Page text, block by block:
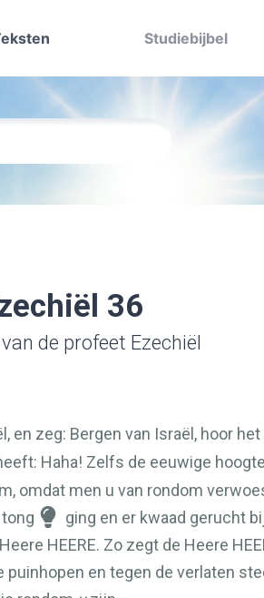
Studiebijbel
36
de profeet Ezechiël
en zeg: Bergen van Israël, hoor
Haha! Zelfs de eeuwige
omdat men u van rondom
ging en er kwaad gerucht
HEERE. Zo zegt de Heere
en tegen de verlaten